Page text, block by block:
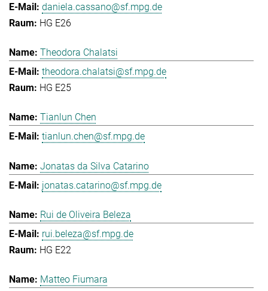
daniela.cassano@sf.mpg.de
HG E26
Theodora Chalatsi
theodora.chalatsi@sf.mpg.de
HG E25
Tianlun Chen
tianlun.chen@sf.mpg.de
Jonatas da Silva Catarino
jonatas.catarino@sf.mpg.de
Rui de Oliveira Beleza
rui.beleza@sf.mpg.de
HG E22
Matteo Fiumara